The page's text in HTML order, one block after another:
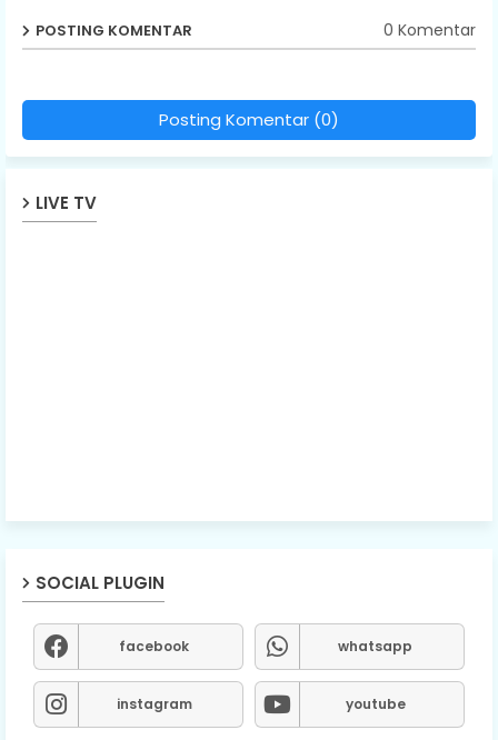
POSTING KOMENTAR 0 Komentar
Posting Komentar (0)
LIVE TV
SOCIAL PLUGIN
facebook whatsapp
instagram youtube